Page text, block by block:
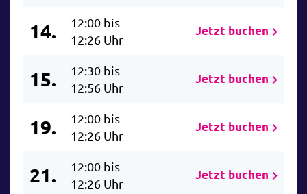
14.
12:00 bis
12:26 Uhr
Jetzt buchen
15.
12:30 bis
12:56 Uhr
Jetzt buchen
19.
12:00 bis
12:26 Uhr
Jetzt buchen
21.
12:00 bis
12:26 Uhr
Jetzt buchen